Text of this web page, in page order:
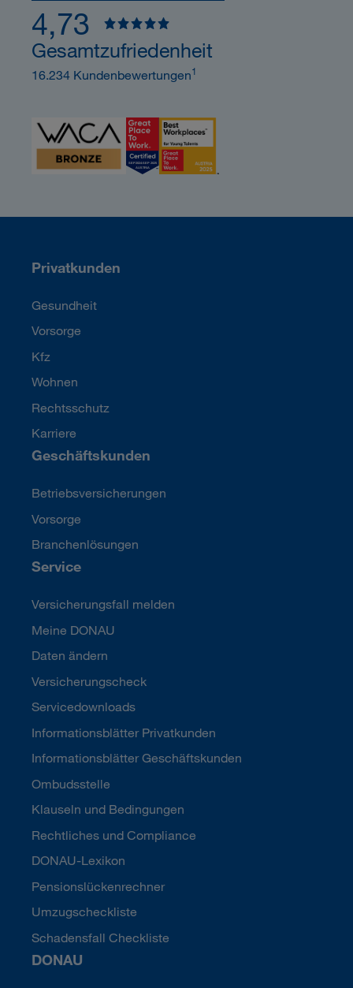
Privatkunden
Gesundheit
Vorsorge
Kfz
Wohnen
Rechtsschutz
Karriere
Geschäftskunden
Betriebsversicherungen
Vorsorge
Branchenlösungen
Service
Versicherungsfall melden
Meine DONAU
Daten ändern
Versicherungscheck
Servicedownloads
Informationsblätter Privatkunden
Informationsblätter Geschäftskunden
Ombudsstelle
Klauseln und Bedingungen
Rechtliches und Compliance
DONAU-Lexikon
Pensionslückenrechner
Umzugscheckliste
Schadensfall Checkliste
DONAU
4,73
Gesamtzufriedenheit
16.234 Kundenbewertungen1